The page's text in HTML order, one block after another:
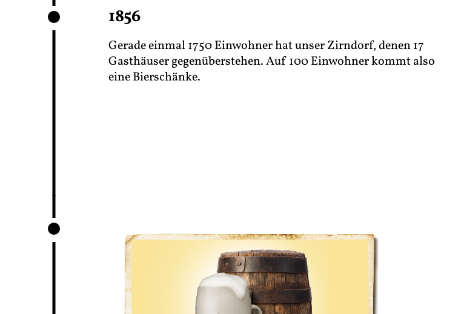
1856
Gerade einmal 1750 Einwohner hat unser Zirndorf, denen 17
Gasthäuser gegenüberstehen. Auf 100 Einwohner kommt also
eine Bierschänke.